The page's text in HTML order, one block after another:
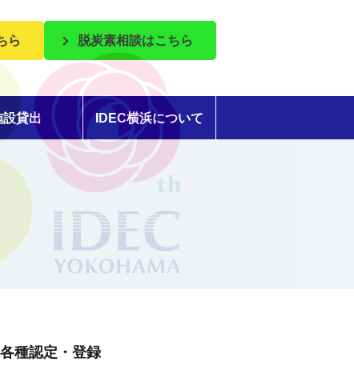
ら 脱炭素相談はこちら
設貸出 IDEC横浜について
各種認定・登録